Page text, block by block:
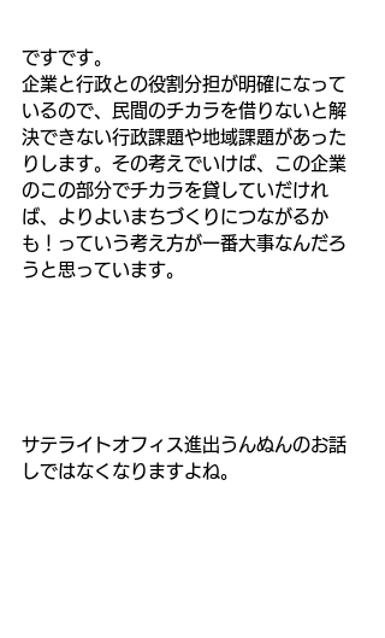
ですです。
企業と行政との役割分担が明確になって
いるので、民間のチカラを借りないと解
決できない行政課題や地域課題があった
りします。その考えでいけば、この企業
のこの部分でチカラを貸していだけれ
ば、よりよいまちづくりにつながるか
も！っていう考え方が一番大事なんだろ
うと思っています。
サテライトオフィス進出うんぬんのお話
しではなくなりますよね。